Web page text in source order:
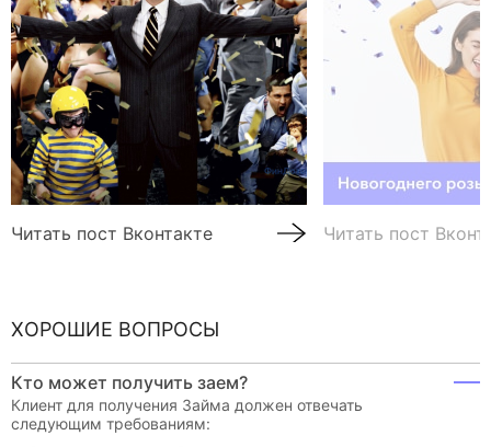
Читать пост Вконтакте Читать пост
ХОРОШИЕ ВОПРОСЫ
Кто может получить заем?
Клиент для получения Займа должен отвечать
следующим требованиям: